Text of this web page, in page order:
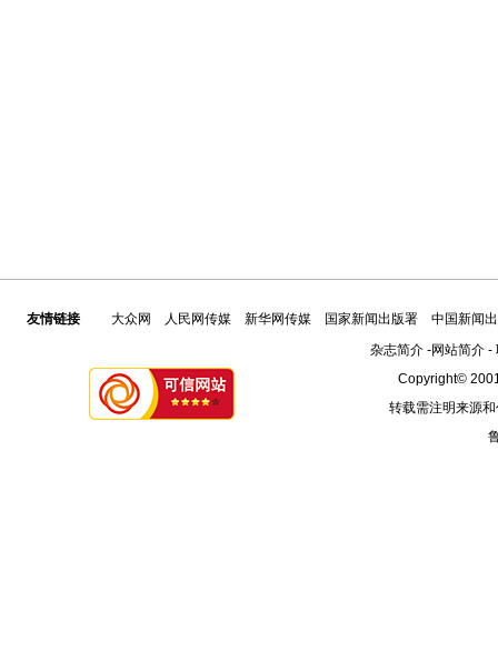
友情链接 大众网 人民网传媒 新华网传媒 国家新闻出版署
中国新闻
杂志简介-网站简介-
Copyright©
转载需注明来源